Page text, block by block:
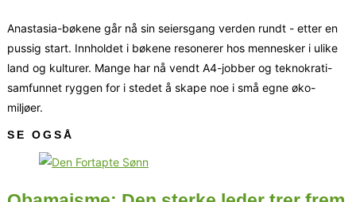
Anastasia-bøkene går nå sin seiersgang verden rundt - etter en
pussig start. Innholdet i bøkene resonerer hos mennesker i ulike
land og kulturer. Mange har nå vendt A4-jobber og teknokrati-
samfunnet ryggen for i stedet å skape noe i små egne øko-
miljøer.
SE OGSÅ